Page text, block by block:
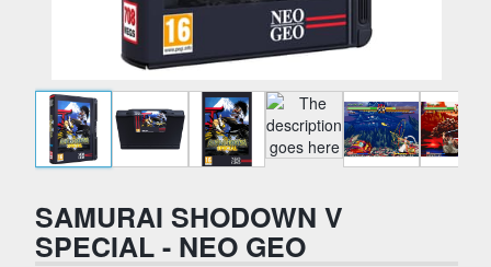
SAMURAI SHODOWN V
SPECIAL - NEO GEO